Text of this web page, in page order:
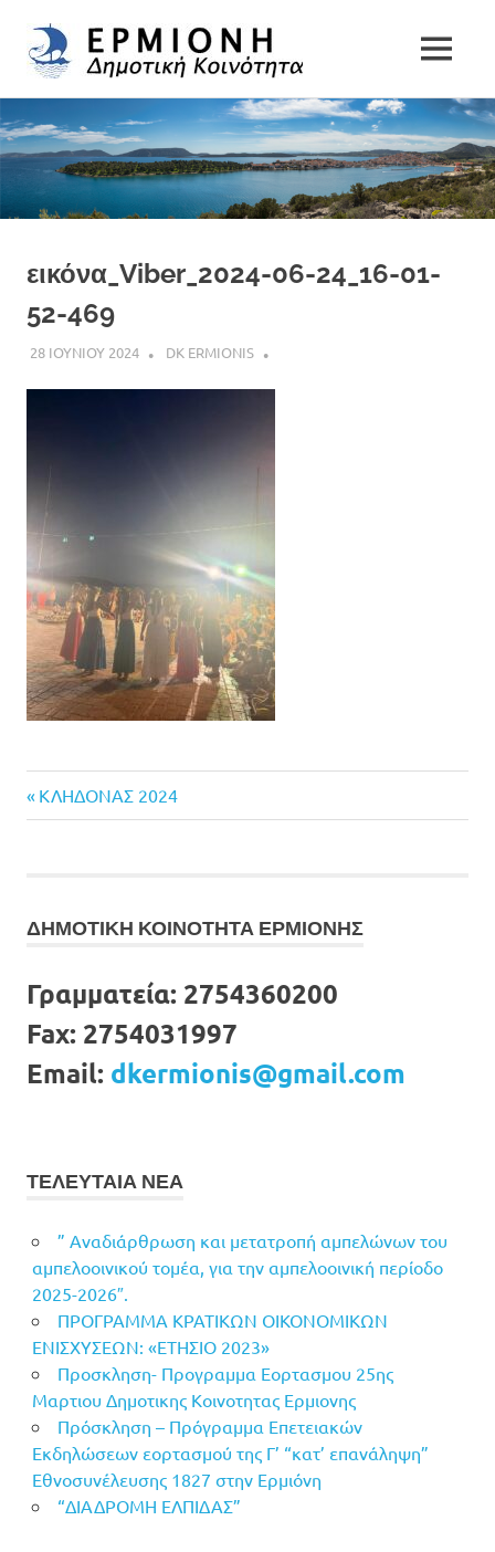
to
content
Δημοτική
Κοινότητα
Ερμιόνης
MENU
εικόνα_Viber_2024-06-24_16-01-
52-469
28 ΙΟΥΝΙΟΥ 2024 DK ERMIONIS
Πλοήγηση
Previous
Post:
ΚΛΗΔΟΝΑΣ 2024
ΔΗΜΟΤΙΚΗ ΚΟΙΝΟΤΗΤΑ ΕΡΜΙΟΝΗΣ
Γραμματεία: 2754360200
Fax: 2754031997
Email: dkermionis@gmail.com
ΤΕΛΕΥΤΑΙΑ ΝΕΑ
” Αναδιάρθρωση και μετατροπή αμπελώνων του
αμπελοοινικού τομέα, για την αμπελοοινική περίοδο
2025-2026″.
ΠΡΟΓΡΑΜΜΑ ΚΡΑΤΙΚΩΝ ΟΙΚΟΝΟΜΙΚΩΝ
ΕΝΙΣΧΥΣΕΩΝ: «ΕΤΗΣΙΟ 2023»
Προσκληση- Προγραμμα Εορτασμου 25ης
Μαρτιου Δημοτικης Κοινοτητας Ερμιονης
Πρόσκληση – Πρόγραμμα Επετειακών
Εκδηλώσεων εορτασμού της Γ’ “κατ’ επανάληψη”
Εθνοσυνέλευσης 1827 στην Ερμιόνη
“ΔΙΑΔΡΟΜΗ ΕΛΠΙΔΑΣ”